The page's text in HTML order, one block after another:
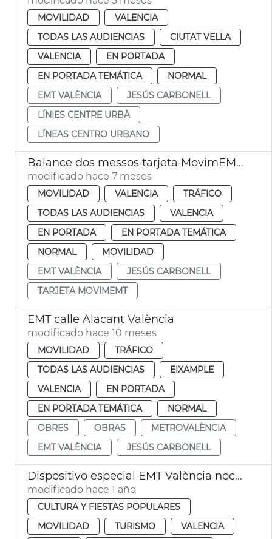
MOVILIDAD
VALENCIA
TODAS LAS AUDIENCIAS
CIUTAT VELLA
VALENCIA
EN PORTADA
EN PORTADA TEMÁTICA
NORMAL
EMT VALÈNCIA
JESÚS CARBONELL
LÍNIES CENTRE URBÀ
LÍNEAS CENTRO URBANO
Balance dos messos tarjeta MovimEMT València
modificado hace 7 meses
MOVILIDAD VALENCIA
TRÁFICO
TODAS LAS AUDIENCIAS
VALENCIA
EN PORTADA
EN PORTADA TEMÁTICA
NORMAL
MOVILIDAD
EMT VALÈNCIA
JESÚS CARBONELL
TARJETA MOVIMEMT
EMT calle Alacant València
modificado hace 10 meses
MOVILIDAD
TRÁFICO
TODAS LAS AUDIENCIAS
EIXAMPLE
VALENCIA
EN PORTADA
EN PORTADA TEMÁTICA
NORMAL
OBRES
OBRAS
METROVALÈNCIA
EMT VALÈNCIA
JESÚS CARBONELL
Dispositivo especial EMT València noche San Juan
modificado hace 1 año
CULTURA Y FIESTAS POPULARES
MOVILIDAD
TURISMO
VALENCIA